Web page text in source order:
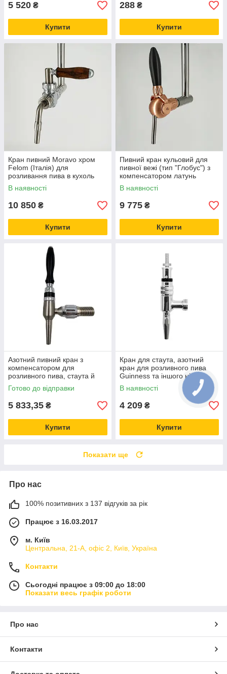
5 520 ₴
Купити
288 ₴
Купити
Кран пивний Moravo хром
Felom (Італія) для
розливання пива в кухоль
В наявності
10 850 ₴
Купити
Пивний кран кульовий для
пивної вежі (тип "Глобус") з
компенсатором латунь
Cosmo Італія, кран для
розливання пива
В наявності
9 775 ₴
Купити
Азотний пивний кран з
компенсатором для
розливного пива, стаута й
іншого нітро-пива (хром),
Італія
Готово до відправки
5 833,35 ₴
Купити
Кран для стаута, азотний
кран для розливного пива
Guinness та іншого нітро-
пива, різьба 1/2
В наявності
4 209 ₴
Купити
Показати ще
Про нас
100% позитивних з 137 відгуків за рік
Працює з 16.03.2017
м. Київ
Центральна, 21-А, офіс 2, Київ, Україна
Контакти
Сьогодні працює з 09:00 до 18:00
Показати весь графік роботи
Про нас
Контакти